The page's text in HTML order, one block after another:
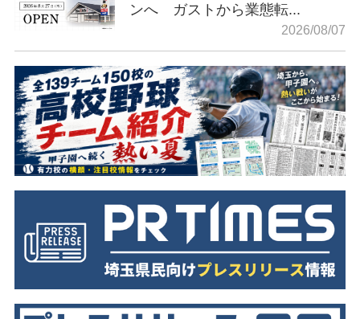
ンへ ガストから業態転...
2026/08/07